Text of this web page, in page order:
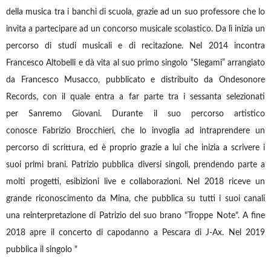
della musica tra i banchi di scuola, grazie ad un suo professore che lo
invita a partecipare ad un concorso musicale scolastico. Da lì inizia un
percorso di studi musicali e di recitazione. Nel 2014 incontra
Francesco Altobelli e dà vita al suo primo singolo “Slegami” arrangiato
da Francesco Musacco, pubblicato e distribuito da Ondesonore
Records, con il quale entra a far parte tra i sessanta selezionati
per Sanremo Giovani. Durante il suo percorso artistico
conosce Fabrizio Brocchieri, che lo invoglia ad intraprendere un
percorso di scrittura, ed è proprio grazie a lui che inizia a scrivere i
suoi primi brani. Patrizio pubblica diversi singoli, prendendo parte a
molti progetti, esibizioni live e collaborazioni. Nel 2018 riceve un
grande riconoscimento da Mina, che pubblica su tutti i suoi canali
una reinterpretazione di Patrizio del suo brano "Troppe Note". A fine
2018 apre il concerto di capodanno a Pescara di J-Ax. Nel 2019
pubblica il singolo "